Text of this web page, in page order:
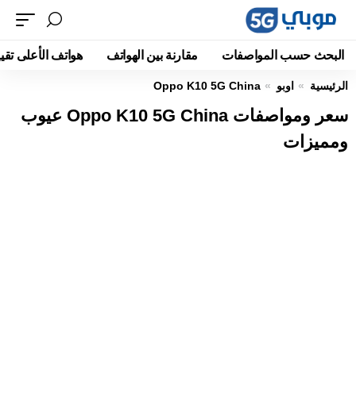
البحث حسب المواصفات مقارنة بين الهواتف هواتف الأعلى
الرئيسية اوبو Oppo K10 5G China
سعر ومواصفات Oppo K10 5G China عيوب
ومميزات